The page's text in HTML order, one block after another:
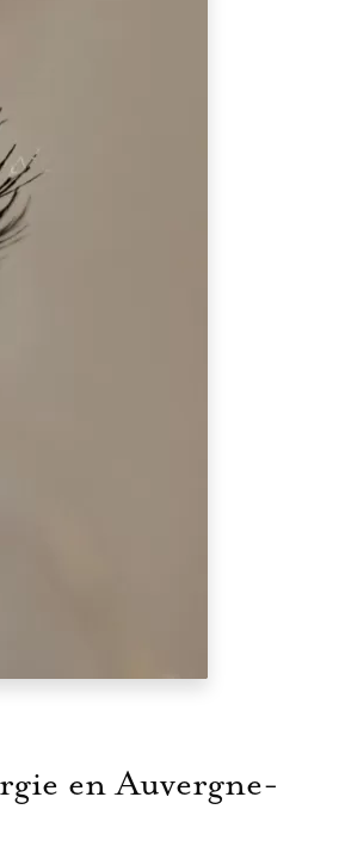
en Auvergne-